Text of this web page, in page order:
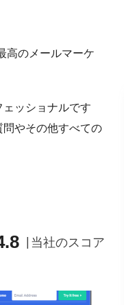
高のメールマーケ
ッショナルです
やその他すべての
当社のスコア